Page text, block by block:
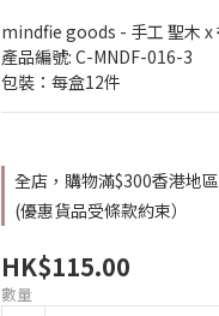
mindfie goods - 手工 聖木 x
產品編號: C-MNDF-016-3
包裝：每盒12件
全店，購物滿$300香港地
(優惠貨品受條款約束）
HK$115.00
數量